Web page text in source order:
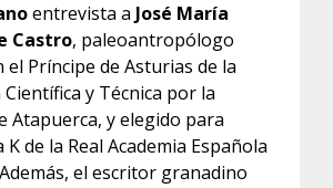
entrevista aJosé María
Castro, paleoantropólogo
el Príncipe de Asturias de la
y Técnica por la
Atapuerca, y elegido para
de la Real Academia Española
el escritor granadino